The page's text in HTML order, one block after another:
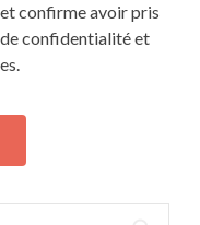
confirme avoir pris
confidentialité et